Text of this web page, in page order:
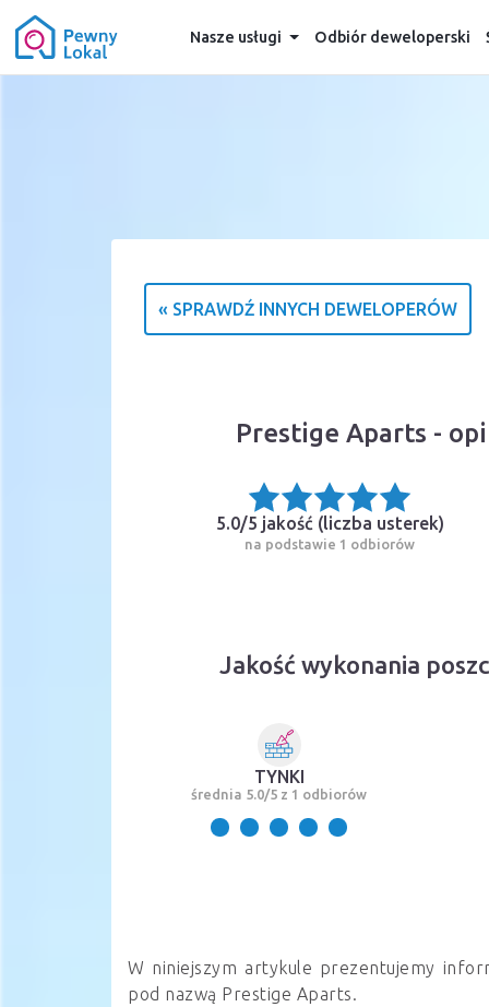
Nasze usługi Odbiór deweloperski
« SPRAWDŹ INNYCH DEWELOPERÓW
Prestige Aparts -
5.0/5 jakość (liczba usterek)
na podstawie 1 odbiorów
Jakość wykonania
TYNKI
średnia 5.0/5 z 1 odbiorów
W niniejszym artykule prezentujemy
pod nazwą Prestige Aparts.